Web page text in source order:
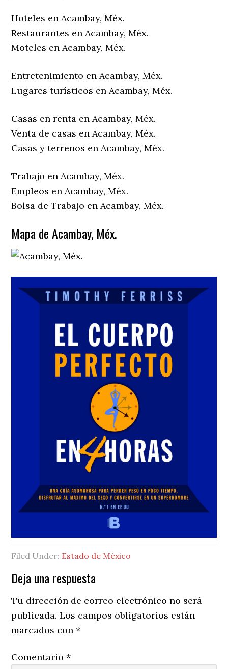
Hoteles en Acambay, Méx.
Restaurantes en Acambay, Méx.
Moteles en Acambay, Méx.
Entretenimiento en Acambay, Méx.
Lugares turísticos en Acambay, Méx.
Casas en renta en Acambay, Méx.
Venta de casas en Acambay, Méx.
Casas y terrenos en Acambay, Méx.
Trabajo en Acambay, Méx.
Empleos en Acambay, Méx.
Bolsa de Trabajo en Acambay, Méx.
Mapa de Acambay, Méx.
Filed Under: Estado de México
Reader
Interactions
Deja una respuesta
Tu dirección de correo electrónico no será
publicada. Los campos obligatorios están
marcados con*
Comentario*